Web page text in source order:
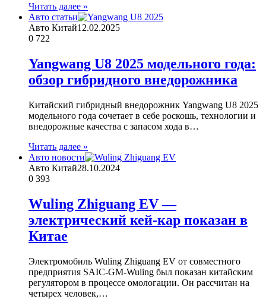
Читать далее »
Авто статьи
Авто Китай12.02.2025
0 722
Yangwang U8 2025 модельного года:
обзор гибридного внедорожника
Китайский гибридный внедорожник Yangwang U8 2025
модельного года сочетает в себе роскошь, технологии и
внедорожные качества с запасом хода в…
Читать далее »
Авто новости
Авто Китай28.10.2024
0 393
Wuling Zhiguang EV —
электрический кей-кар показан в
Китае
Электромобиль Wuling Zhiguang EV от совместного
предприятия SAIC-GM-Wuling был показан китайским
регулятором в процессе омологации. Он рассчитан на
четырех человек,…